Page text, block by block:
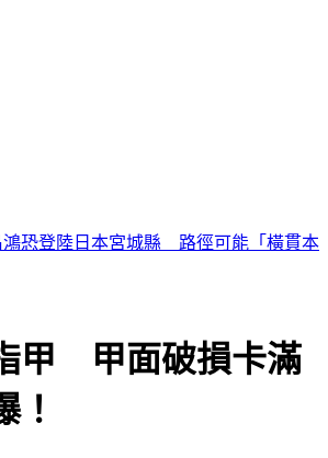
！2重砲動刀 許基宏、張志豪「整季報
甲 甲面破損卡滿